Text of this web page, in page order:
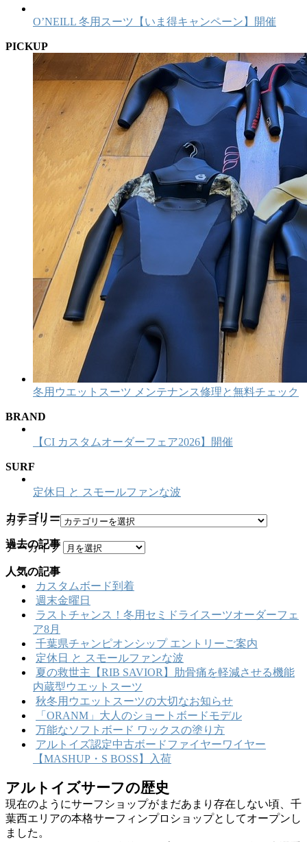
O’NEILL 冬用スーツ【いま得キャンペーン】開催
PICKUP
冬用ウエットスーツ メンテナンス修理と無料チェック
BRAND
【CI カスタムオーダーフェア2026】開催
SURF
定休日 と スモールファンな波
カテゴリー
カテゴリー
過去の記事
アーカイブ
人気の記事
カスタムボード到着
週末金曜日
ラストチャンス！冬用セミドライスーツオーダーフェ
ア8月
千葉県チャンピオンシップ エントリーご案内
定休日 と スモールファンな波
夏の救世主【RIB SAVIOR】肋骨痛を軽減させる機能
内蔵型ウエットスーツ
秋冬用ウエットスーツの大切なお知らせ
「ORANM」大人のショートボードモデル
万能なソフトボード ワックスの塗り方
アルトイズ認定中古ボードファイヤーワイヤー
【MASHUP・S BOSS】入荷
アルトイズサーフの歴史
現在のようにサーフショップがまだあまり存在しない頃、千
葉西エリアの本格サーフィンプロショップとしてオープンし
ました。